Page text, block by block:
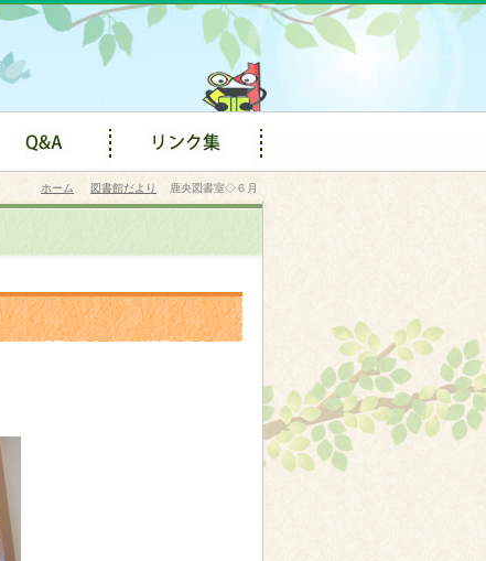
ホーム 図書館だより 鹿央図書室◇６月